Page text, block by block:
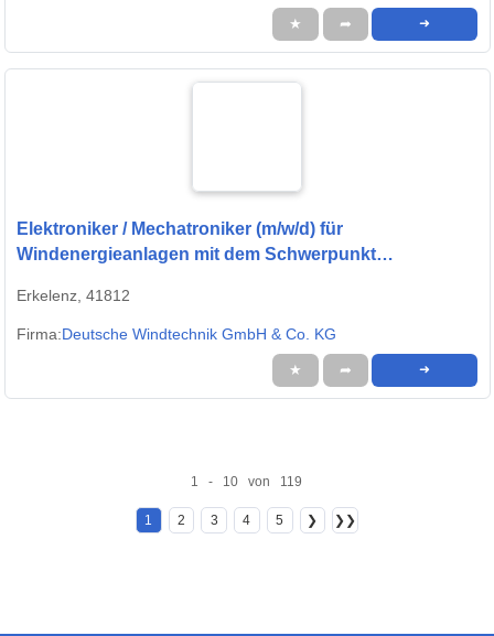
★ ➦ ➜
Elektroniker / Mechatroniker (m/w/d) für
Windenergieanlagen mit dem Schwerpunkt
Erkelenz, 41812
Firma:Deutsche Windtechnik GmbH & Co. KG
★ ➦ ➜
1 - 10 von 119
1 2 3 4 5 ❯ ❯❯